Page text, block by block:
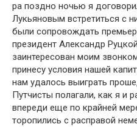
ра поздно ночью я
Лукьяновым встретиться с
были сопровож­дать
президент Александр
заинтересован моим
принесу условия нашей
нам удалось выиграть
Путчисты полагали, как я и
впереди еще по крайней
торопи­лись с расправой